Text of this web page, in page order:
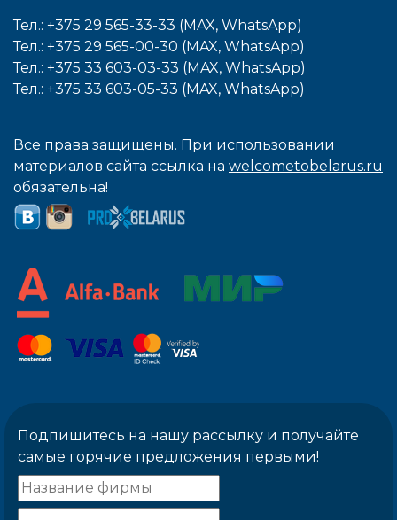
Тел.: +375 29 565-33-33 (MAX, WhatsApp)
Тел.: +375 29 565-00-30 (MAX, WhatsApp)
Тел.: +375 33 603-03-33 (MAX, WhatsApp)
Тел.: +375 33 603-05-33 (MAX, WhatsApp)
Все права защищены. При использовании
материалов сайта ссылка на welcometobelarus.ru
обязательна!
Подпишитесь на нашу рассылку и получайте
самые горячие предложения первыми!